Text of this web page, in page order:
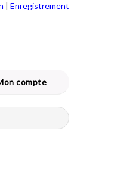
| Enregistrement
compte